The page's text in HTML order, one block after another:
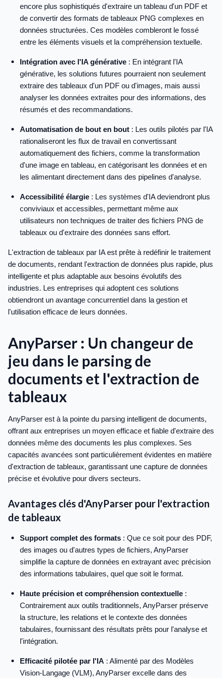
encore plus sophistiqués d'extraire un tableau d'un PDF et
de convertir des formats de tableaux PNG complexes en
données structurées. Ces modèles combleront le fossé
entre les éléments visuels et la compréhension textuelle.
Intégration avec l'IA générative : En intégrant l'IA
générative, les solutions futures pourraient non seulement
extraire des tableaux d'un PDF ou d'images, mais aussi
analyser les données extraites pour des informations, des
résumés et des recommandations.
Automatisation de bout en bout : Les outils pilotés par l'IA
rationaliseront les flux de travail en convertissant
automatiquement des fichiers, comme la transformation
d'une image en tableau, en catégorisant les données et en
les alimentant directement dans des pipelines d'analyse.
Accessibilité élargie : Les systèmes d'IA deviendront plus
conviviaux et accessibles, permettant même aux
utilisateurs non techniques de traiter des fichiers PNG de
tableaux ou d'extraire des données sans effort.
L'extraction de tableaux par IA est prête à redéfinir le traitement
de documents, rendant l'extraction de données plus rapide, plus
intelligente et plus adaptable aux besoins évolutifs des
industries. Les entreprises qui adoptent ces solutions
obtiendront un avantage concurrentiel dans la gestion et
l'utilisation efficace de leurs données.
AnyParser : Un changeur de
jeu dans le parsing de
documents et l'extraction de
tableaux
AnyParser est à la pointe du parsing intelligent de documents,
offrant aux entreprises un moyen efficace et fiable d'extraire des
données même des documents les plus complexes. Ses
capacités avancées sont particulièrement évidentes en matière
d'extraction de tableaux, garantissant une capture de données
précise et évolutive pour divers secteurs.
Avantages clés d'AnyParser pour l'extraction
de tableaux
Support complet des formats : Que ce soit pour des PDF,
des images ou d'autres types de fichiers, AnyParser
simplifie la capture de données en extrayant avec précision
des informations tabulaires, quel que soit le format.
Haute précision et compréhension contextuelle :
Contrairement aux outils traditionnels, AnyParser préserve
la structure, les relations et le contexte des données
tabulaires, fournissant des résultats prêts pour l'analyse et
l'intégration.
Efficacité pilotée par l'IA : Alimenté par des Modèles
Vision-Langage (VLM), AnyParser excelle dans des